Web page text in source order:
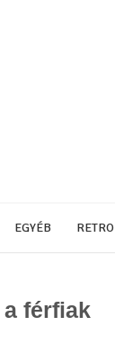
EGYÉB RETRO
férfiak